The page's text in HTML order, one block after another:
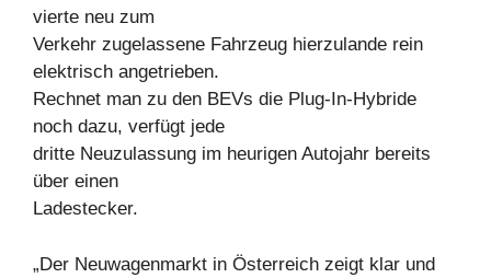
vierte neu zum
Verkehr zugelassene Fahrzeug hierzulande rein
elektrisch angetrieben.
Rechnet man zu den BEVs die Plug-In-Hybride
noch dazu, verfügt jede
dritte Neuzulassung im heurigen Autojahr bereits
über einen
Ladestecker.
„Der Neuwagenmarkt in Österreich zeigt klar und